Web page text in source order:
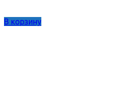
В корзину